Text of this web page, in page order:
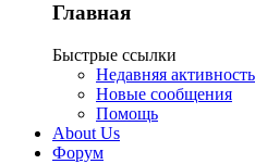
Главная
Быстрые ссылки
Недавняя активность
Новые сообщения
Помощь
About Us
Форум